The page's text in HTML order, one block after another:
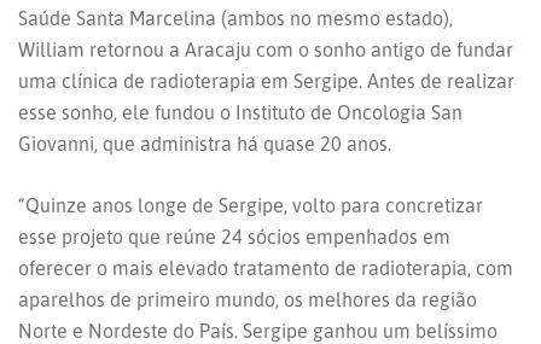
Saúde Santa Marcelina (ambos no mesmo estado),
William retornou a Aracaju com o sonho antigo de fundar
uma clínica de radioterapia em Sergipe. Antes de realizar
esse sonho, ele fundou o Instituto de Oncologia San
Giovanni, que administra há quase 20 anos.
“Quinze anos longe de Sergipe, volto para concretizar
esse projeto que reúne 24 sócios empenhados em
oferecer o mais elevado tratamento de radioterapia, com
aparelhos de primeiro mundo, os melhores da região
Norte e Nordeste do País. Sergipe ganhou um belíssimo